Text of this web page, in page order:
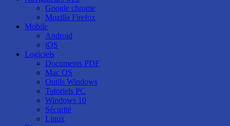
Google chrome
Mozilla Firefox
Mobile
Android
iOS
Logiciels
Documents PDF
Mac OS
Outils Windows
Tutoriels PC
Windows 10
Sécurité
Linux